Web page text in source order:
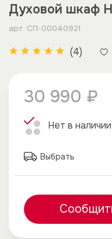
Духовой шкаф
арт. СП-00040921
(4)
30 990 ₽
Нет в наличии
Выбрать